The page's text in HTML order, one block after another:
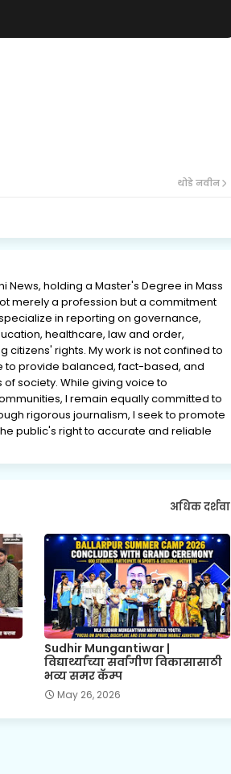
थोडे नवीन
News, holding a Master's Degree in Mass
merely a profession but a commitment
in reporting on governance,
healthcare, law and order,
rights. My work is not confined to
to provide balanced, fact-based, and
society. While giving voice to
I remain equally committed to
rigorous journalism, I seek to promote
public's right to accurate and reliable
अधिक दर्शवा
Sudhir Mungantiwar |
विद्यार्थ्यांच्या सर्वांगीण विकासासाठी
भव्य समर कॅम्प
May 26, 2026